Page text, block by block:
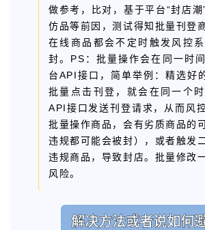
做参考，比对，基于平台“封店
仿品等前因，测试得知批量刊登
在线商品都会不定时触发风控
封。PS：批量操作会在同一时
台API接口，简单举例：精选好
批量点击刊登，就会在同一个
API接口发送刊登请求，从而风
批量操作商品，会有劣质商品的
违规都可能会被封），或者触发
违规商品，导致封店。批量修改
风险。
解决方法或者说如何